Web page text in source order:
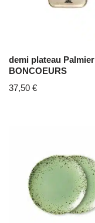
demi plateau Palmier
BONCOEURS
37,50 €